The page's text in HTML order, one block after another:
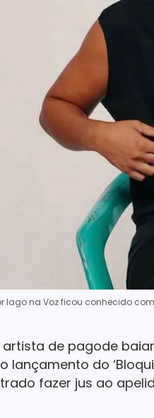
Iago na Voz ficou conhecido
artista de pagode
do
fazer jus ao